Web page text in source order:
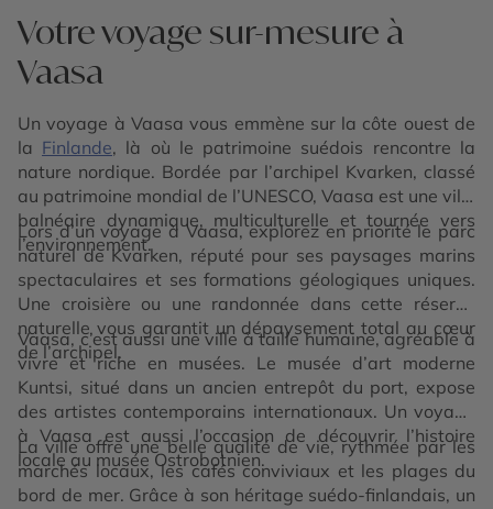
Votre voyage sur-mesure à
Vaasa
Un voyage à Vaasa vous emmène sur la côte ouest de
la Finlande, là où le patrimoine suédois rencontre la
nature nordique. Bordée par l’archipel Kvarken, classé
au patrimoine mondial de l’UNESCO, Vaasa est une ville
balnéaire dynamique, multiculturelle et tournée vers
l’environnement.
Lors d’un voyage à Vaasa, explorez en priorité le parc
naturel de Kvarken, réputé pour ses paysages marins
spectaculaires et ses formations géologiques uniques.
Une croisière ou une randonnée dans cette réserve
naturelle vous garantit un dépaysement total au cœur
de l’archipel.
Vaasa, c’est aussi une ville à taille humaine, agréable à
vivre et riche en musées. Le musée d’art moderne
Kuntsi, situé dans un ancien entrepôt du port, expose
des artistes contemporains internationaux. Un voyage
à Vaasa est aussi l’occasion de découvrir l’histoire
locale au musée Ostrobotnien.
La ville offre une belle qualité de vie, rythmée par les
marchés locaux, les cafés conviviaux et les plages du
bord de mer. Grâce à son héritage suédo-finlandais, un